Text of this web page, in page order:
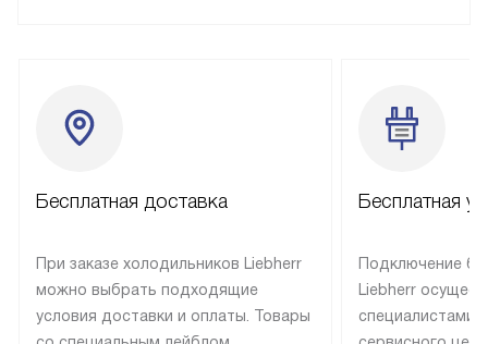
Бесплатная доставка
При заказе холодильников Liebherr
можно выбрать подходящие
условия доставки и оплаты. Товары
Бесплатная
Подключение
Liebherr
специалистами